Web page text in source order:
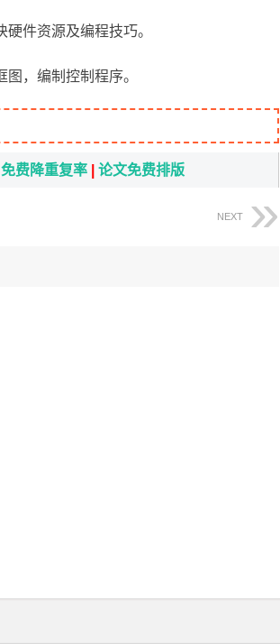
件资源及编程技巧。
，编制控制程序。
免费降重复率 论文免费排版
NEXT